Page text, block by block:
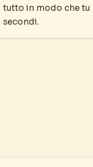
tutto in modo che tu
secondi.